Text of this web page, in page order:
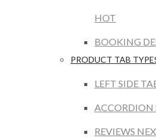
HOT
BOOKING
PRODUCT TAB
LEFT SIDE
ACCORDION
REVIEWS